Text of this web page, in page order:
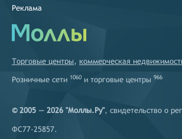
Реклама
Торговые центры, коммерческая
Розничные сети 1060 и торговые центры 966
© 2005 — 2026 "Моллы.Ру", свидетельство о
ФС77-25857.